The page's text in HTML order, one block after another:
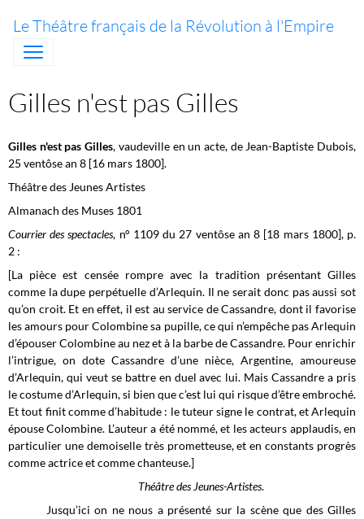
Le Théâtre français de la Révolution à l'Empire
Gilles n'est pas Gilles
Gilles n'est pas Gilles, vaudeville en un acte, de Jean-Baptiste Dubois,
25 ventôse an 8 [16 mars 1800].
Théâtre des Jeunes Artistes
Almanach des Muses 1801
Courrier des spectacles, n° 1109 du 27 ventôse an 8 [18 mars 1800], p.
2 :
[La pièce est censée rompre avec la tradition présentant Gilles
comme la dupe perpétuelle d’Arlequin. Il ne serait donc pas aussi sot
qu’on croit. Et en effet, il est au service de Cassandre, dont il favorise
les amours pour Colombine sa pupille, ce qui n’empêche pas Arlequin
d’épouser Colombine au nez et à la barbe de Cassandre. Pour enrichir
l’intrigue, on dote Cassandre d’une nièce, Argentine, amoureuse
d’Arlequin, qui veut se battre en duel avec lui. Mais Cassandre a pris
le costume d’Arlequin, si bien que c’est lui qui risque d’être embroché.
Et tout finit comme d’habitude : le tuteur signe le contrat, et Arlequin
épouse Colombine. L’auteur a été nommé, et les acteurs applaudis, en
particulier une demoiselle très prometteuse, et en constants progrès
comme actrice et comme chanteuse.]
Théâtre des Jeunes-Artistes.
Jusqu’ici on ne nous a présenté sur la scène que des Gilles